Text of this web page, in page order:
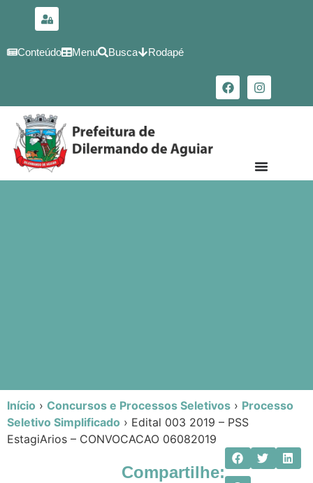
conteúdo
Conteúdo Menu Busca Rodapé
Início › Concursos e Processos Seletivos › Processo
Seletivo Simplificado › Edital 003 2019 – PSS
EstagiArios – CONVOCACAO 06082019
Compartilhe: